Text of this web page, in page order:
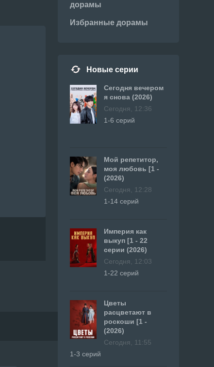
дорамы
Избранные дорамы
Новые серии
Сегодня вечером
я снова (2026)
Сегодня, 12:36
1-6 серий
Мой репетитор,
моя любовь [1 -
(2026)
Сегодня, 12:28
1-14 серий
Империя как
выкуп [1 - 22
серии (2026)
Сегодня, 12:03
1-22 серий
Цветы
расцветают в
роскоши [1 -
(2026)
Сегодня, 11:55
1-3 серий